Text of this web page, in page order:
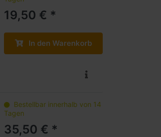
19,50 € *
In den Warenkorb
Bestellbar innerhalb von 14
Tagen
35,50 € *